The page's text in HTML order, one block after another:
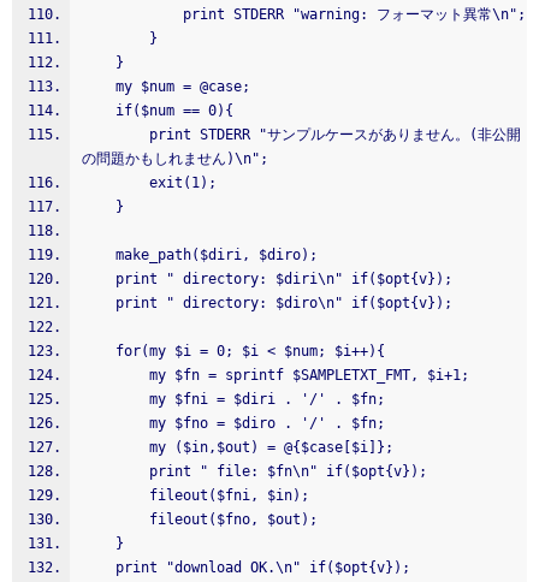
            print STDERR "warning: フォーマット異常\n";
        }
    }
    my $num = @case;
    if($num == 0){
の問題かもしれません)\n";
        exit(1);
    }
    make_path($diri, $diro);
    print " directory: $diri\n" if($opt{v});
    print " directory: $diro\n" if($opt{v});
    for(my $i = 0; $i < $num; $i++){
        my $fn = sprintf $SAMPLETXT_FMT, $i+1;
        my $fni = $diri . '/' . $fn;
        my $fno = $diro . '/' . $fn;
        my ($in,$out) = @{$case[$i]};
        print " file: $fn\n" if($opt{v});
        fileout($fni, $in);
        fileout($fno, $out);
    }
    print "download OK.\n" if($opt{v});